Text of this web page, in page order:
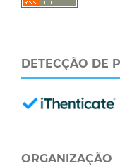
DETECÇÃO DE
ORGANIZAÇÃO